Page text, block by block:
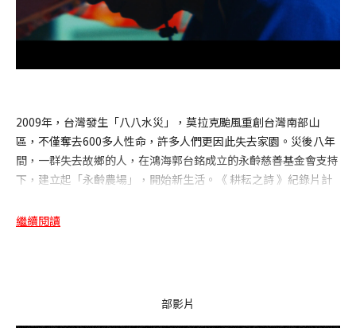
2009年，台灣發生「八八水災」，莫拉克颱風重創台灣南部山
區，不僅奪去600多人性命，許多人們更因此失去家園。災後八年
間，一群失去故鄉的人，在鴻海郭台銘成立的永齡慈善基金會支持
下，建立起「永齡農場」，開始新生活。《 耕耘之詩 》紀錄片計
面對生命的挑戰。2018年，製作團隊更將完整故事製作為紀錄長
繼續閱讀
部影片